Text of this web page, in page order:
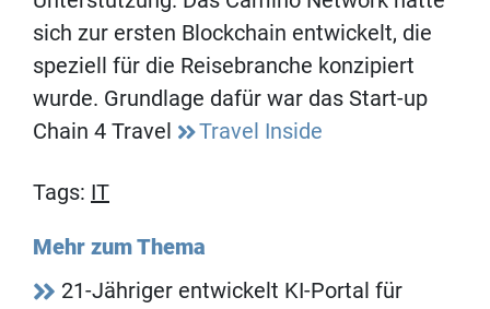
sich zur ersten Blockchain entwickelt, die
speziell für die Reisebranche konzipiert
wurde. Grundlage dafür war das Start-up
Chain 4 Travel
Travel Inside
Tags: IT
Mehr zum Thema
21-Jähriger entwickelt KI-Portal für